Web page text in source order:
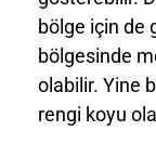
bölge için de
bölgesinde
olabilir. Yine
rengi koyu